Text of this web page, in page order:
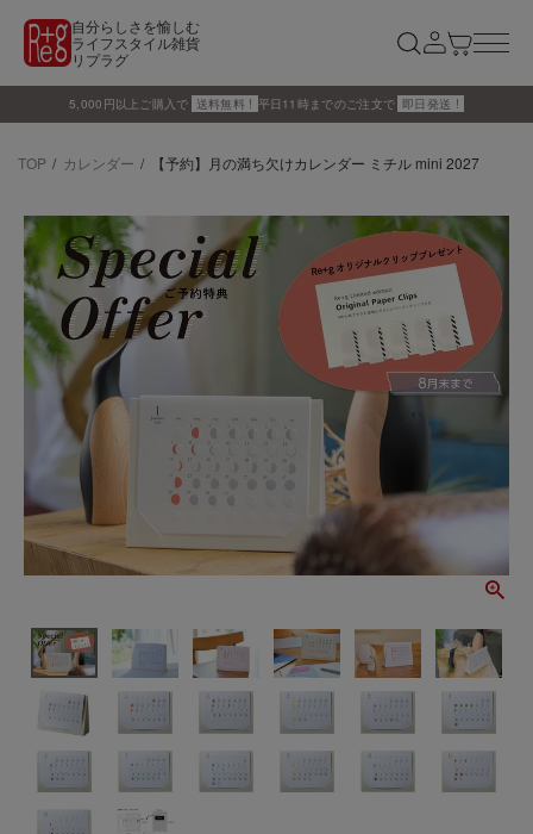
自分らしさを愉しむ
ライフスタイル雑貨
リプラグ
5,000円以上ご購入で 送料無料 ! 平日11時までのご注文で 即日発送 !
TOP カレンダー 【予約】月の満ち欠けカレンダー ミチル mini 2027